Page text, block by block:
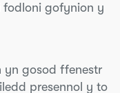
gofynion y
yn gosod ffenestr
presennol y to